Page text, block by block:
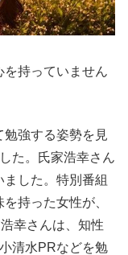
持っていません
勉強する姿勢を見
た。氏家浩幸さん
した。特別番組
持った女性が、
幸さんは、知性
清水PRなどを勉